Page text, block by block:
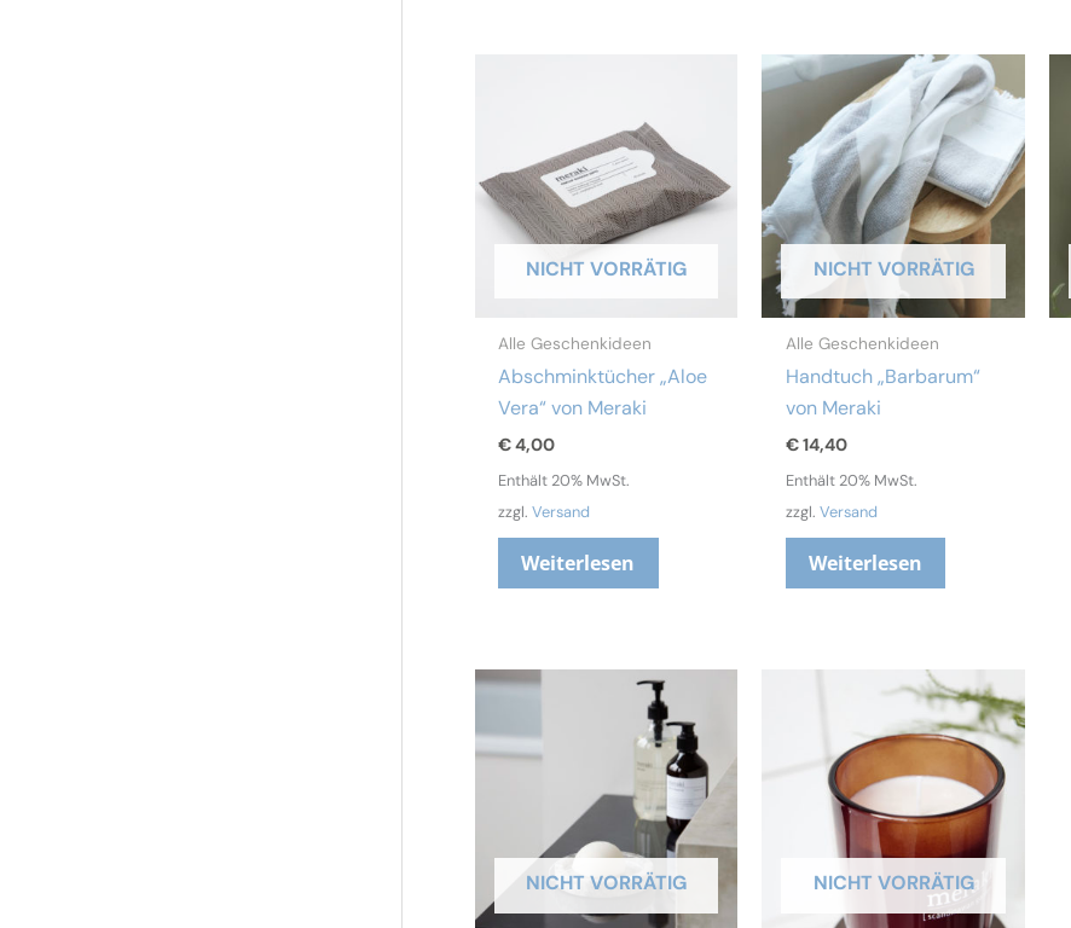
NICHT VORRÄTIG
Alle Geschenkideen
Abschminktücher „Aloe
Vera“ von Meraki
€4,00
Enthält 20% MwSt.
zzgl.Versand
Weiterlesen
NICHT VORRÄTIG
Alle Geschenkideen
Handtuch „Barbarum“
von Meraki
€14,40
Enthält 20% MwSt.
zzgl. Versand
Weiterlesen
NICHT VORRÄTIG NICHT VORRÄTIG